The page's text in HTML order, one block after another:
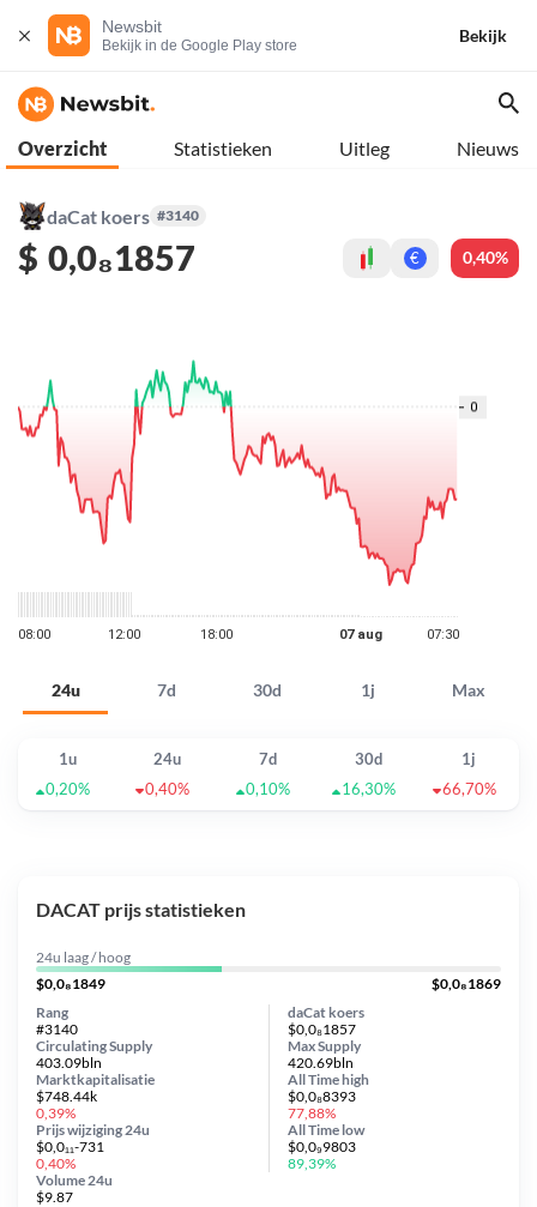
Newsbit
Bekijk in de Google Play store
Bekijk
Overzicht Statistieken Uitleg Nieuws
daCat koers #3140
$ 0,0₈1857 € 0,40%
24u 7d 30d 1j Max
1u 24u 7d 30d
1j
0,20%
0,40% 0,10% 16,30% 66,70%
DACAT prijs statistieken
24u laag / hoog
$0,0₈1849
$0,0₈1869
daCat koers
$0,0₈1857
Circulating Supply
403.09bln
Prijs wijziging 24u
$0,0₁₁-731
0,40%
Max Supply
420.69bln
Marktkapitalisatie
$748.44k
0,39%
Volume 24u
$9.87
Rang
#3140
All Timehigh
$0,0₈8393
77,88%
All Time low
$0,0₉9803
89,39%